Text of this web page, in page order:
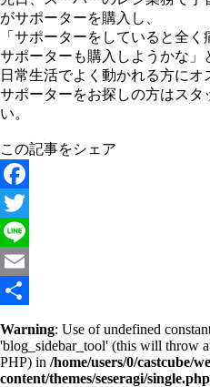
がサポーターを購入し、
「サポーターをしていると全
サポーターも購入しようかな」
日常生活でよく動かれる方にオ
サポーターをお探しの方はスタ
い。
この記事をシェア
Facebook
Twitter
Line
Email
有
Warning: Use of undefined
'blog_sidebar_tool' (this will throw
PHP) in /home/users/0/castcube/
content/themes/seseragi/single.php